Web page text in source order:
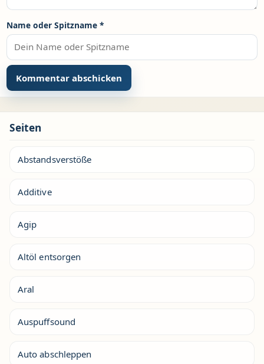
Name oder Spitzname *
Seiten
Abstandsverstöße
Additive
Agip
Altöl entsorgen
Aral
Auspuffsound
Auto abschleppen